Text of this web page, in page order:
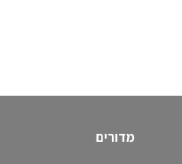
מדורים